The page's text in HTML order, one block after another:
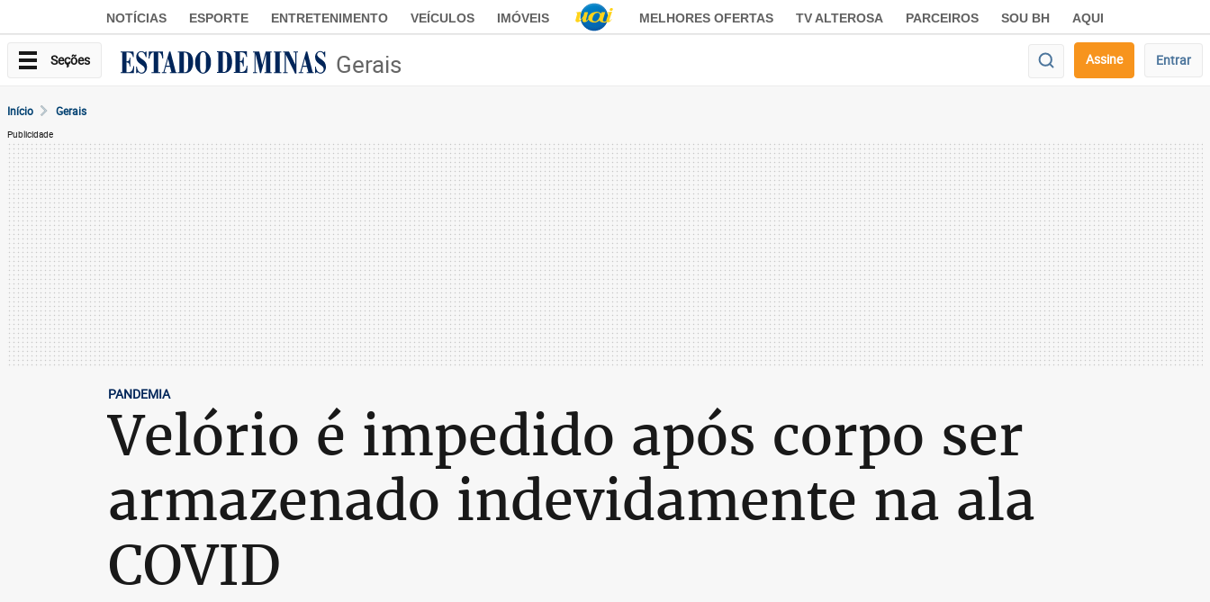
NOTÍCIAS ESPORTE ENTRETENIMENTO VEÍCULOS IMÓVEIS MELHORES OFERTAS TV ALTEROSA PARCEIROS SOU BH AQUI
Seções Gerais Assine Entrar
Início Gerais
Publicidade
PANDEMIA
Velório é impedido após corpo ser
armazenado indevidamente na ala
COVID